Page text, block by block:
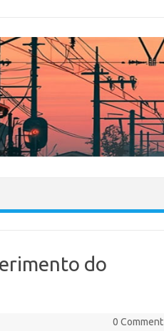
do
0 Comment